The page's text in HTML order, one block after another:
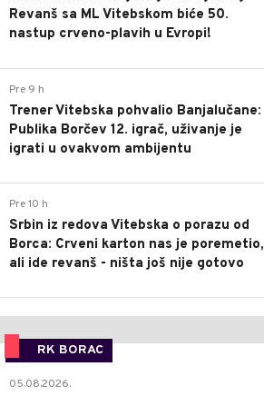
Revanš sa ML Vitebskom biće 50.
nastup crveno-plavih u Evropi!
Pre 9 h
Trener Vitebska pohvalio Banjalučane:
Publika Borčev 12. igrač, uživanje je
igrati u ovakvom ambijentu
Pre 10 h
Srbin iz redova Vitebska o porazu od
Borca: Crveni karton nas je poremetio,
ali ide revanš - ništa još nije gotovo
RK BORAC
05.08.2026.